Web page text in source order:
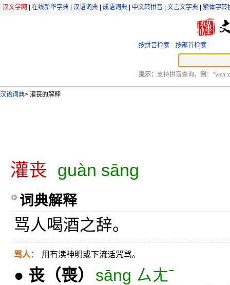
汉文学网 在线新华字典 汉语词典 成语词典 中文转拼音 文言文字典 繁体字转
按拼音检索 按部首检索
提示： 支持拼音查询，例：“wen
汉语词典> 灌丧的解释
灌丧 guàn sāng
词典解释
骂人喝酒之辞。
骂人： 用有渎神明或下流话咒骂。
● 丧 （喪）
sāng ㄙㄤˉ